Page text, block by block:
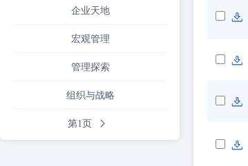
企业天地
宏观管理
管理探索
组织与战略
第1页